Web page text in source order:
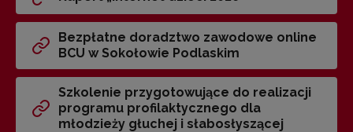
Bezpłatne doradztwo zawodowe online
BCU w Sokołowie Podlaskim
Szkolenie przygotowujące do realizacji
programu profilaktycznego dla
młodzieży głuchej i słabosłyszącej